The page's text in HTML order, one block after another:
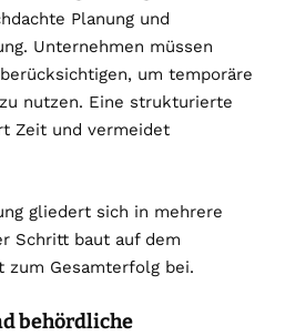
Planung und
Unternehmen müssen
um temporäre
nutzen. Eine strukturierte
Zeit und vermeidet
gliedert sich in mehrere
Schritt baut auf dem
zum Gesamterfolg bei.
behördliche